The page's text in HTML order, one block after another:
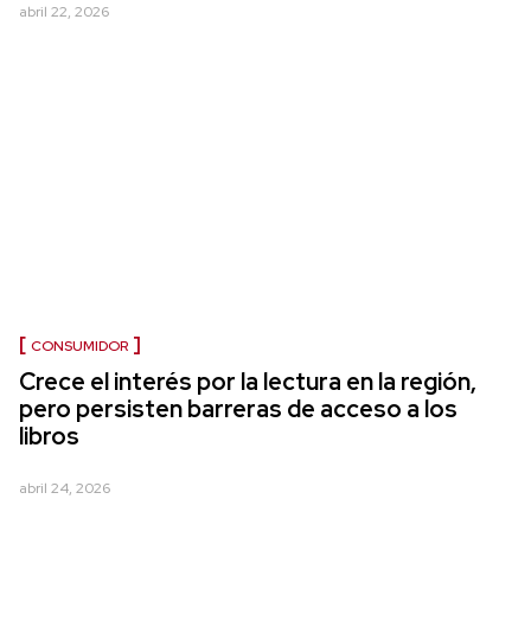
abril 22, 2026
CONSUMIDOR
Crece el interés por la lectura en la región,
pero persisten barreras de acceso a los
libros
abril 24, 2026